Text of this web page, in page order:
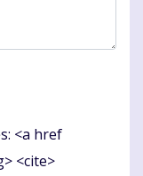
<a href
<cite>